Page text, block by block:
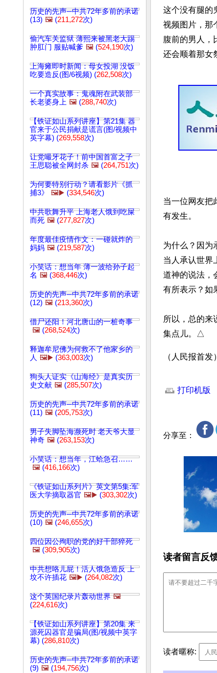
历史的先声─中共72年多前的承诺
(13) 🖼️ (211,272次)
偷汽车关监狱 薄熙来被黑老大踢
肿肛门 服贴喊爹 🖼️ (524,190次)
上海瘫即时新闻：母女投湖 没饭
吃要造反(图/6视频) (262,508次)
一个真实故事：鬼魂附在武装部
长老婆身上 🖼️ (288,740次)
【铁证如山系列讲座】第21集 器
官来于公民捐献是谎言(图/视频中
英字幕) (269,558次)
让党嘬牙花子！前中国首富之子
王思聪被全网封杀 🖼️ (264,751次)
为何要特别行动？请看影片《抓
捕3》
🖼️▶️ (334,546次)
中共歌舞升平 上海老人饿到吃屎
而死 🖼️ (277,827次)
年度最佳疫情作文：一碰就炸的
妈妈 🖼️ (219,587次)
小笑话：想当年 薄一波给孙子起
名 🖼️ (368,446次)
历史的先声─中共72年多前的承诺
(12) 🖼️ (213,360次)
借尸还阳！河北唐山的一桩奇事
🖼️ (268,524次)
释迦牟尼佛为何救不了他家乡的
人 🖼️▶️ (363,003次)
狗头人证实《山海经》是真实历
史文献 🖼️ (285,507次)
历史的先声─中共72年多前的承诺
(11) 🖼️ (205,753次)
男子失脚坠海濒死时 老天爷大显
神奇 🖼️ (263,153次)
小笑话：想当年，江蛤急召……
🖼️ (416,166次)
《铁证如山系列片》英文第5集:军
医大学摘取器官 🖼️▶️ (303,302次)
历史的先声─中共72年多前的承诺
(10) 🖼️ (246,655次)
四位因公殉职的党的好干部猝死
🖼️ (309,905次)
中共想咯儿屁！活人饿急造反 上
坟不许插花 🖼️▶️ (264,082次)
这个英国纪录片轰动世界 🖼️
(224,616次)
【铁证如山系列讲座】第20集 来
源死囚器官是骗局(图/视频中英字
幕) (286,810次)
历史的先声─中共72年多前的承诺
(9) 🖼️ (194,756次)
这个没有腿的
视频图片，那
腹前的男人，
当一位网友把
有发生。
为什么？因为
当人承认世界
道神的说法，
有所表示？如
所以，总的来
集点儿。△
（人民报首发）
打印机版
分享至：
读者留言反
读者暱称: